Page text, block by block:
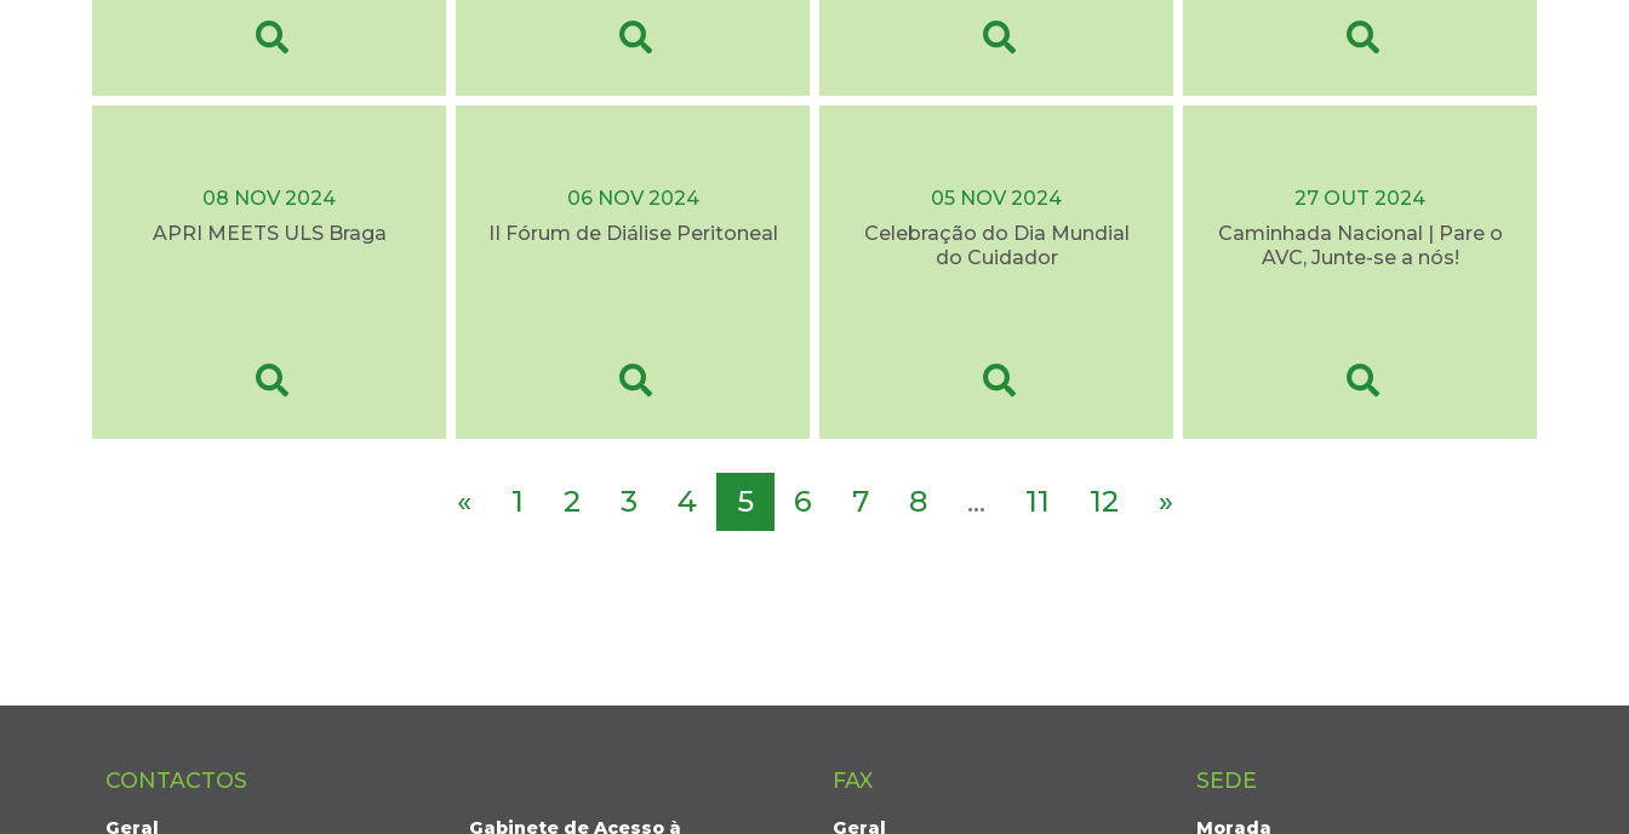
08 NOV 2024
APRI MEETS ULS Braga
06 NOV 2024
II Fórum de Diálise Peritoneal
05 NOV 2024
Celebração do Dia Mundial
do Cuidador
27 OUT 2024
Caminhada Nacional | Pare o
AVC, Junte-se a nós!
« 1 2 3 4 5 6 7 8 ... 11 12 »
CONTACTOS
Geral Gabinete de Acesso à
FAX
Geral
SEDE
Morada